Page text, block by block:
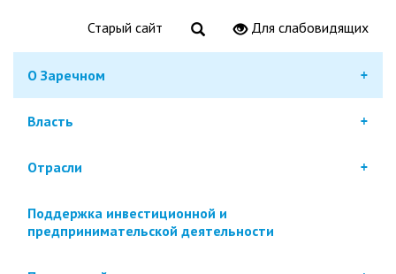
Старый сайт Для слабовидящих
О Заречном
Власть
Отрасли
Поддержка инвестиционной и
предпринимательской деятельности